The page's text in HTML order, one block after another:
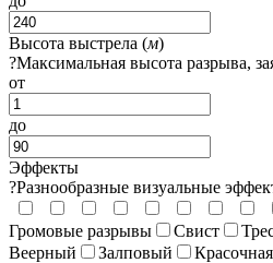
Высота выстрела (м)
?Максимальная высота разрыва,
от
до
Эффекты
?Разнообразные визуальные
Громовые разрывы Свист
Веерный
Залповый